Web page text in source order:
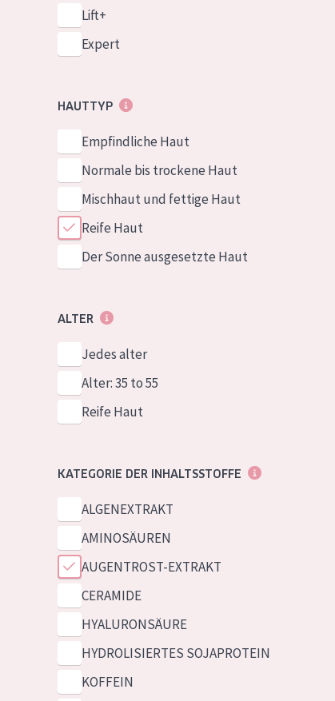
Lift+
Expert
HAUTTYP
Empfindliche Haut
Normale bis trockene Haut
Mischhaut und fettige Haut
Reife Haut
Der Sonne ausgesetzte Haut
ALTER
Jedes alter
Alter: 35 to 55
Reife Haut
KATEGORIE DER INHALTSSTOFFE
ALGENEXTRAKT
AMINOSÄUREN
AUGENTROST-EXTRAKT
CERAMIDE
HYALURONSÄURE
HYDROLISIERTES SOJAPROTEIN
KOFFEIN